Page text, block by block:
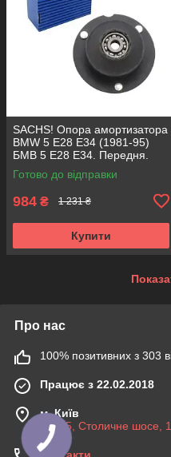
SACHS! Опора амортизатора
BMW 5 E28 E34 (1981-95)
БМВ 5 Е28 Е34. Передня.
SM1000 , 803151 , KB650.00 ,
VKDC35801
Готово до відправки
984 ₴ 1 231 ₴
Купити
Про нас
100% позитивних з 303
Працює з 22.02.2018
м. Київ
03045, Столичне шосе,